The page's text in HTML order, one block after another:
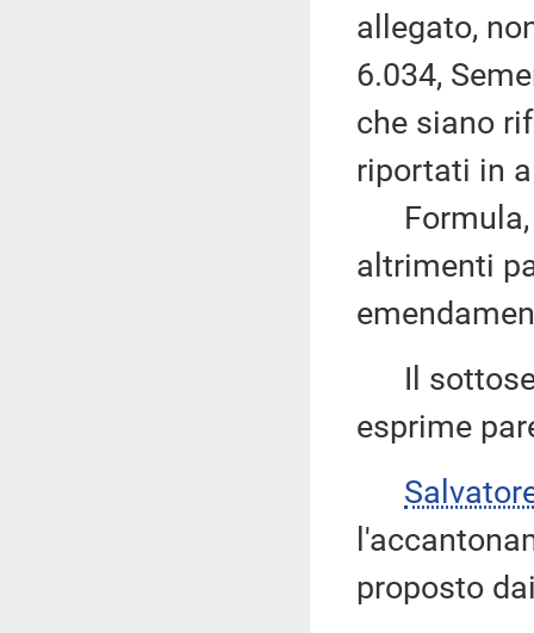
allegato,
6.034,
che siano
riportati in
Formula,
altrimenti
Il
esprime
proposto